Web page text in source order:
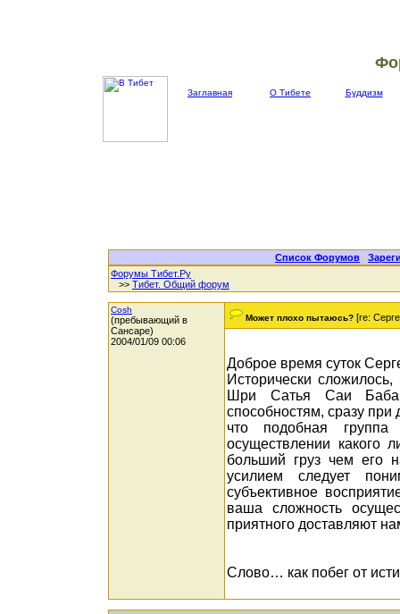
Заглавная О Тибете Буддизм
Список Форумов |
Форумы Тибет.Ру
>> Тибет. Общий форум
Cosh
(пребывающий в
Сансаре)
2004/01/09 00:06
Может плохо пытаюсь? [re:
Доброе время суток
Исторически
Шри Сатья Саи Баба,
способностям, сразу
что подобная
осуществлении какого
больший груз чем его
усилием следует
субъективное
ваша сложность
приятного доставляют
Слово… как побег от